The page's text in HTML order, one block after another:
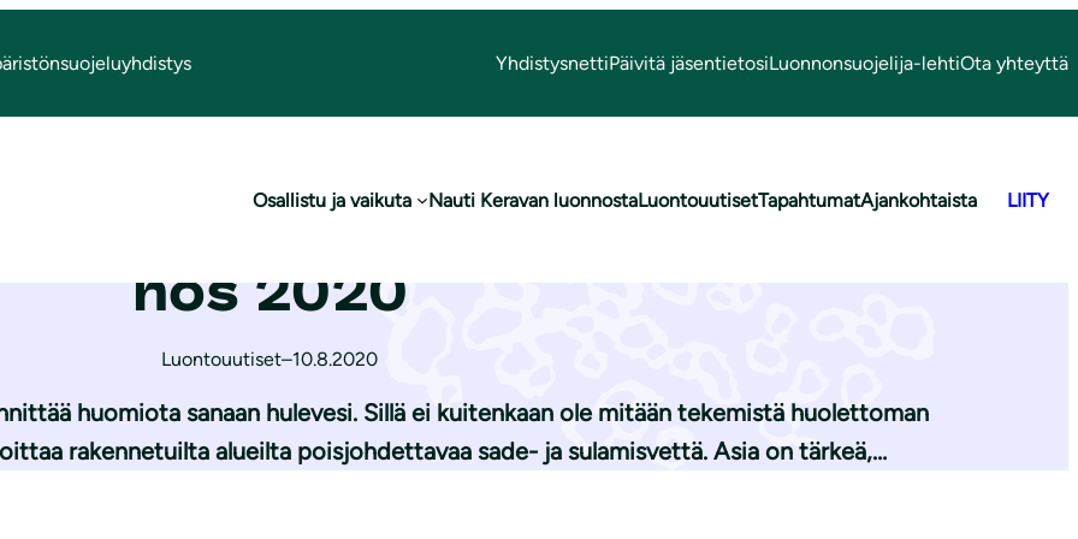
YhdistysnettiPäivitä jäsentietosiLuonnonsuojelija-lehtiOta yhteyttä
Osallistu ja vaikuta Nauti Keravan luonnostaLuontouutisetTapahtumatAjankohtaista LIITY
2020
hu­le­ve­si­suun­ni­tel­ma­luon­
nos 2020
Luontouutiset–10.8.2020
huomiota sanaan hulevesi. Sillä ei kuitenkaan ole mitään tekemistä huolettoman
rakennetuilta alueilta poisjohdettavaa sade- ja sulamisvettä. Asia on tärkeä,…